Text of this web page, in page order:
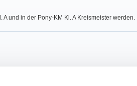
und in der Pony-KM Kl. A Kreismeister werden.